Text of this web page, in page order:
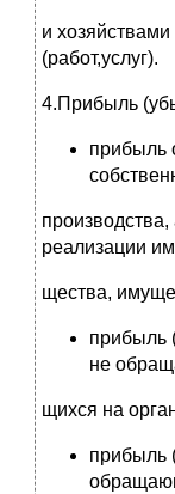
и
(работ,услуг).
4.Прибыль
прибыль
реализации
щества,
прибыль
не
щихся на
прибыль